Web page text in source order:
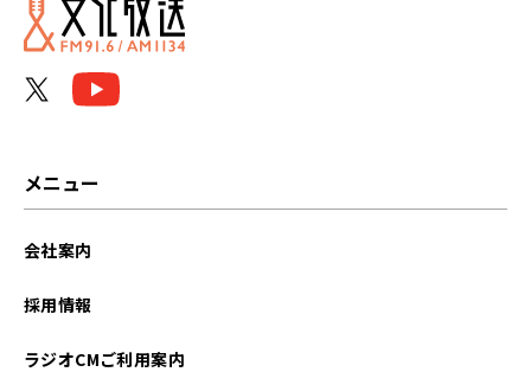
メニュー
会社案内
採用情報
ラジオCMご利用案内